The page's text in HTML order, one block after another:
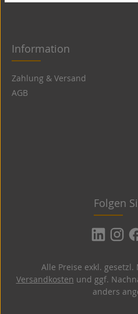
Information
Zahlung & Versand
AGB
Folgen
Alle Preise exkl.
Versandkosten und ggf.
anders